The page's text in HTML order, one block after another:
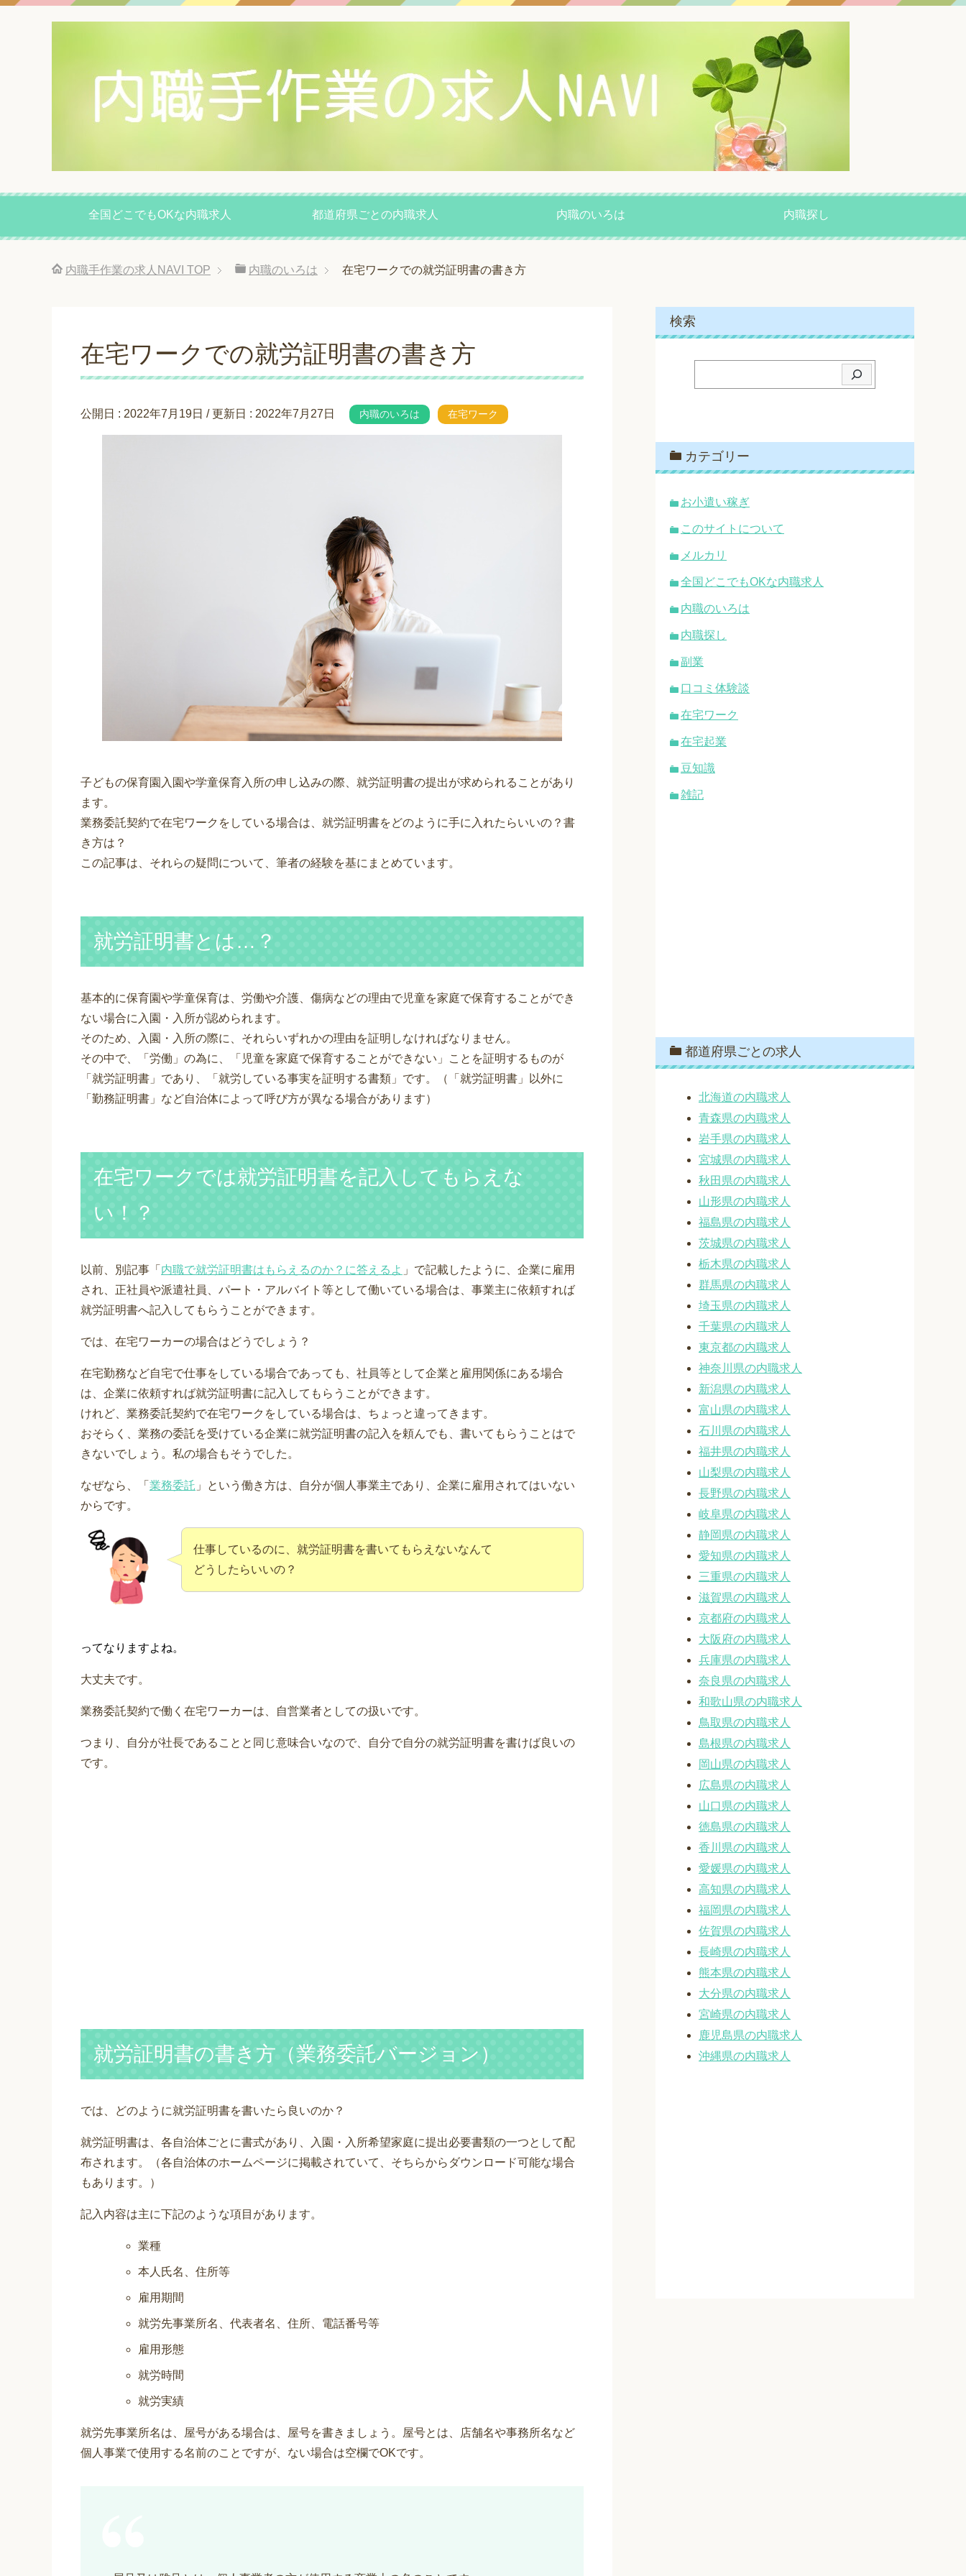
全国どこでもOKな内職求人 都道府県ごとの内職求人 内職のいろは 内職探し
内職手作業の求人NAVI TOP 内職のいろは 在宅ワークでの就労証明書の書き方
在宅ワークでの就労証明書の書き方
公開日 : 2022年7月19日 / 更新日 : 2022年7月27日 内職のいろは 在宅ワーク
子どもの保育園入園や学童保育入所の申し込みの際、就労証明書の提出が求められることがあり
ます。
業務委託契約で在宅ワークをしている場合は、就労証明書をどのように手に入れたらいいの？書
き方は？
この記事は、それらの疑問について、筆者の経験を基にまとめています。
就労証明書とは…？
基本的に保育園や学童保育は、労働や介護、傷病などの理由で児童を家庭で保育することができ
ない場合に入園・入所が認められます。
そのため、入園・入所の際に、それらいずれかの理由を証明しなければなりません。
その中で、「労働」の為に、「児童を家庭で保育することができない」ことを証明するものが
「就労証明書」であり、「就労している事実を証明する書類」です。（「就労証明書」以外に
「勤務証明書」など自治体によって呼び方が異なる場合があります）
在宅ワークでは就労証明書を記入してもらえな
い！？
以前、別記事「 内職で就労証明書はもらえるのか？に答えるよ 」で記載したように、企業に雇用
され、正社員や派遣社員、パート・アルバイト等として働いている場合は、事業主に依頼すれば
就労証明書へ記入してもらうことができます。
では、在宅ワーカーの場合はどうでしょう？
在宅勤務など自宅で仕事をしている場合であっても、社員等として企業と雇用関係にある場合
は、企業に依頼すれば就労証明書に記入してもらうことができます。
けれど、業務委託契約で在宅ワークをしている場合は、ちょっと違ってきます。
おそらく、業務の委託を受けている企業に就労証明書の記入を頼んでも、書いてもらうことはで
きないでしょう。私の場合もそうでした。
なぜなら、「 業務委託 」という働き方は、自分が個人事業主であり、企業に雇用されてはいない
からです。
仕事しているのに、就労証明書を書いてもらえないなんて
どうしたらいいの？
ってなりますよね。
大丈夫です。
業務委託契約で働く在宅ワーカーは、自営業者としての扱いです。
つまり、自分が社長であることと同じ意味合いなので、自分で自分の就労証明書を書けば良いの
です。
就労証明書の書き方（業務委託バージョン）
では、どのように就労証明書を書いたら良いのか？
就労証明書は、各自治体ごとに書式があり、入園・入所希望家庭に提出必要書類の一つとして配
布されます。（各自治体のホームページに掲載されていて、そちらからダウンロード可能な場合
もあります。）
記入内容は主に下記のような項目があります。
業種
本人氏名、住所等
雇用期間
就労先事業所名、代表者名、住所、電話番号等
雇用形態
就労時間
就労実績
就労先事業所名は、屋号がある場合は、屋号を書きましょう。屋号とは、店舗名や事務所名など
個人事業で使用する名前のことですが、ない場合は空欄でOKです。
検索
カテゴリー
お小遣い稼ぎ
このサイトについて
メルカリ
全国どこでもOKな内職求人
内職のいろは
内職探し
副業
口コミ体験談
在宅ワーク
在宅起業
豆知識
雑記
都道府県ごとの求人
北海道の内職求人
青森県の内職求人
岩手県の内職求人
宮城県の内職求人
秋田県の内職求人
山形県の内職求人
福島県の内職求人
茨城県の内職求人
栃木県の内職求人
群馬県の内職求人
埼玉県の内職求人
千葉県の内職求人
東京都の内職求人
神奈川県の内職求人
新潟県の内職求人
富山県の内職求人
石川県の内職求人
福井県の内職求人
山梨県の内職求人
長野県の内職求人
岐阜県の内職求人
静岡県の内職求人
愛知県の内職求人
三重県の内職求人
滋賀県の内職求人
京都府の内職求人
大阪府の内職求人
兵庫県の内職求人
奈良県の内職求人
和歌山県の内職求人
鳥取県の内職求人
島根県の内職求人
岡山県の内職求人
広島県の内職求人
山口県の内職求人
徳島県の内職求人
香川県の内職求人
愛媛県の内職求人
高知県の内職求人
福岡県の内職求人
佐賀県の内職求人
長崎県の内職求人
熊本県の内職求人
大分県の内職求人
宮崎県の内職求人
鹿児島県の内職求人
沖縄県の内職求人